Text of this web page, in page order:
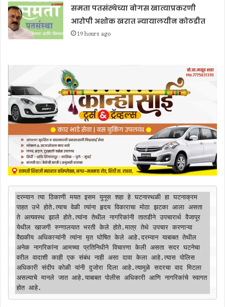
समता पतसंस्थेच्या बोगस खात्याप्रकरणी
आरोपी अशोक खरात न्यायालयीन कोठडीत
19 hours ago
दरम्यान त्या ठिकाणी मयत इसम युनूस शहा हे घटनास्थळी हा घटनाक्रम
पाहत उभे होते.त्याच वेळी त्यांना हृदय विकाराचा मोठा झटका आला असता
ते अत्यवस्थ झाले होते.त्यांना तेथील नागरिकांनी तातडीने उपचारार्थ वैजापूर
येथील खाजगी रुग्णालयात भरती केले होते.मात्र तेथे उपचार करणाऱ्या
वैद्यकीय अधिकाऱ्यांनी त्यांना मृत घोषित केले आहे.दरम्यान याबाबत तेथील
अनेक नागरिकांना आमच्या प्रतिनिधीने विचारणा केली असता सदर घटनेचा
वरील वादाशी काही एक संबंध नाही असा दावा केला आहे.त्यास पोलिस
अधिकारी संदीप कोळी यांनी दुजोरा दिला आहे.त्यामुळे सदरचा वाद मिटला
असल्याचे मानले जात आहे.याबाबत पोलीस अधिकारी आणि नागरिकांचे स्वागत
होत आहे.